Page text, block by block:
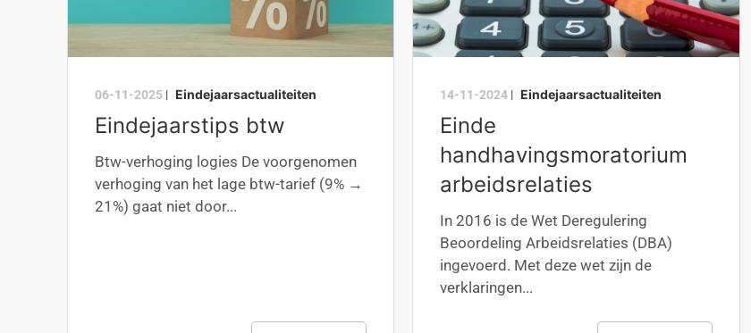
06-11-2025 | Eindejaarsactualiteiten
Eindejaarstips btw
Btw-verhoging logies De voorgenomen
verhoging van het lage btw-tarief (9% →
21%) gaat niet door...
14-11-2024 | Eindejaarsactualiteiten
Einde
handhavingsmoratorium
arbeidsrelaties
In 2016 is de Wet Deregulering
Beoordeling Arbeidsrelaties (DBA)
ingevoerd. Met deze wet zijn de
verklaringen...